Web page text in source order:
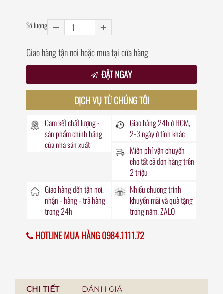
Số lượng
Giao hàng tận nơi hoặc mua tại cửa hàng
ĐẶT NGAY
DỊCH VỤ TỪ CHÚNG TÔI
Cam kết chất lượng -
sản phẩm chính hãng
của nhà sản xuất
Giao hàng24hở HCM,
2-3 ngày ở tỉnh khác
Miễn phí vận chuyển
cho tất cả đơn hàng trên
2 triệu
Giao hàng đếntận nơi,
nhận - hàng - trả hàng
trong24h
Nhiều chương trình
khuyến mãivà quà tặng
trong năm. ZALO
HOTLINE MUA HÀNG 0984.1111.72
CHI TIẾT ĐÁNH GIÁ